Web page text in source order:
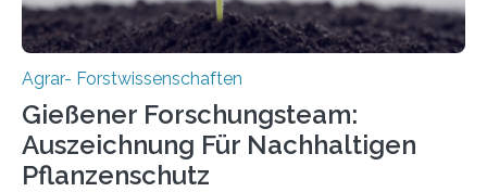
Agrar- Forstwissenschaften
Gießener Forschungsteam:
Auszeichnung Für Nachhaltigen
Pflanzenschutz